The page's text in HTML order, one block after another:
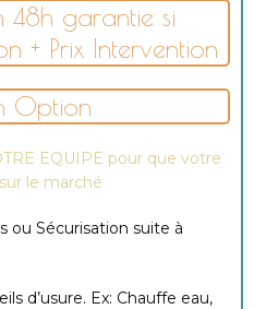
48h garantie si
+ Prix Intervention
Option
EQUIPE pour que votre
le marché
ou Sécurisation suite à
d’usure. Ex: Chauffe eau,